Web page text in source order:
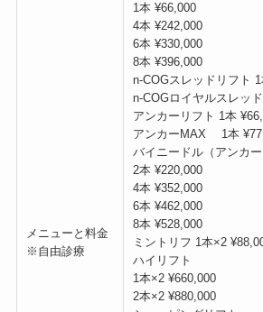
メニューと料金
※自由診療
1本 ¥66,000
4本 ¥242,000
6本 ¥330,000
8本 ¥396,000
n-COGスレッドリフト
n-COGロイヤルスレッ
アンカーリフト 1本
アンカーMAX 1本
バイニードル（アンカー
2本 ¥220,000
4本 ¥352,000
6本 ¥462,000
8本 ¥528,000
ミントリフ 1本×2
ハイリフト
1本×2 ¥660,000
2本×2 ¥880,000